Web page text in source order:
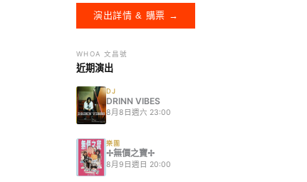
演出詳情 & 購票 →
WHOA 文昌號
近期演出
DJ
DRINN VIBES
8月8日週六 23:00
樂團
✢無價之寶✢
8月9日週日 20:00